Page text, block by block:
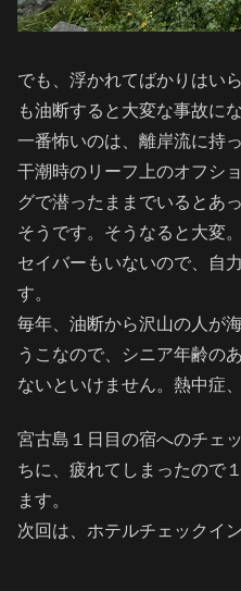
でも、浮かれてばかりはい
も油断すると大変な事故に
一番怖いのは、離岸流に持
干潮時のリーフ上のオフシ
グで潜ったままでいるとあ
そうです。そうなると大変
セイバーもいないので、自
す。
毎年、油断から沢山の人が
うこなので、シニア年齢の
ないといけません。熱中症
宮古島１日目の宿へのチェ
ちに、疲れてしまったので
ます。
次回は、ホテルチェックイ